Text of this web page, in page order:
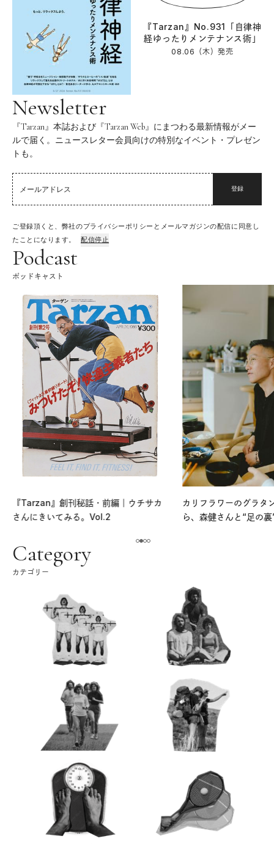
『Tarzan』No.931「自律神
経ゆったりメンテナンス術」
08.06（木）発売
Newsletter
『Tarzan』本誌および『Tarzan Web』にまつわる最新情報がメー
ルで届く。ニュースレター会員向けの特別なイベント・プレゼン
トも。
登録
ご登録頂くと、弊社のプライバシーポリシーとメールマガジンの配信に同意し
たことになります。
配信停止
Podcast
ポッドキャスト
『Tarzan』創刊秘話・前編｜ウチサカ
さんにきいてみる。Vol.2
カリフラワーのグラタ
ら、森健さんと“足の
Category
カテゴリー